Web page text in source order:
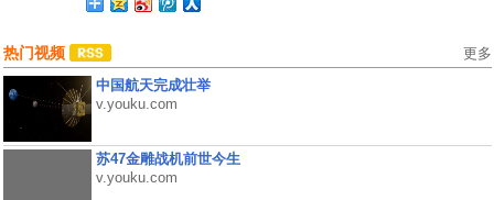
热门视频 更多
中国航天完成壮举
v.youku.com
苏47金雕战机前世今生
v.youku.com